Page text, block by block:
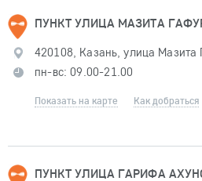
ПУНКТ УЛИЦА МАЗИТА
420108, Казань, улица Мазита
пн-вс: 09.00-21.00
Показать на карте Как добраться
ПУНКТ УЛИЦА ГАРИФА